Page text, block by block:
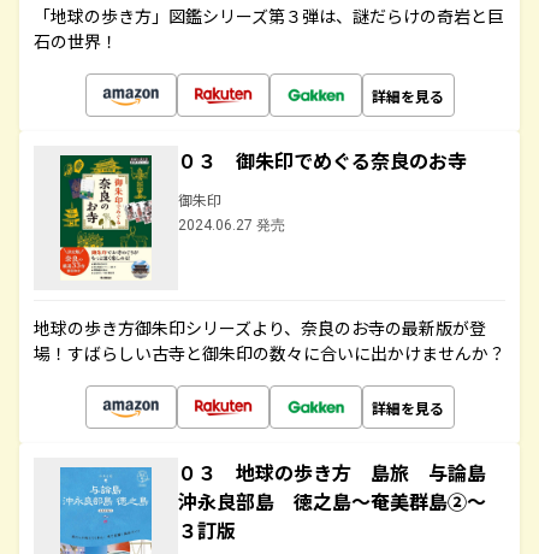
「地球の歩き方」図鑑シリーズ第３弾は、謎だらけの奇岩と巨
石の世界！
詳細を見る
０３ 御朱印でめぐる奈良のお寺
御朱印
2024.06.27 発売
地球の歩き方御朱印シリーズより、奈良のお寺の最新版が登
場！すばらしい古寺と御朱印の数々に合いに出かけませんか？
詳細を見る
０３ 地球の歩き方 島旅 与論島
沖永良部島 徳之島～奄美群島②～
３訂版